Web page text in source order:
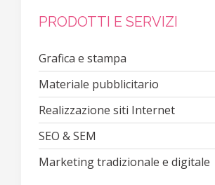
PRODOTTI E SERVIZI
Grafica e stampa
Materiale pubblicitario
Realizzazione siti Internet
SEO & SEM
Marketing tradizionale e digitale